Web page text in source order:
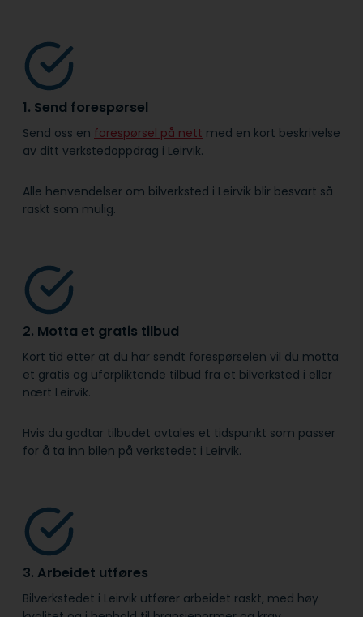
1. Send forespørsel
Send oss en forespørsel på nett med en kort beskrivelse
av ditt verkstedoppdrag i Leirvik.
Alle henvendelser om bilverksted i Leirvik blir besvart så
raskt som mulig.
2. Motta et gratis tilbud
Kort tid etter at du har sendt forespørselen vil du motta
et gratis og uforpliktende tilbud fra et bilverksted i eller
nært Leirvik.
Hvis du godtar tilbudet avtales et tidspunkt som passer
for å ta inn bilen på verkstedet i Leirvik.
3. Arbeidet utføres
Bilverkstedet i Leirvik utfører arbeidet raskt, med høy